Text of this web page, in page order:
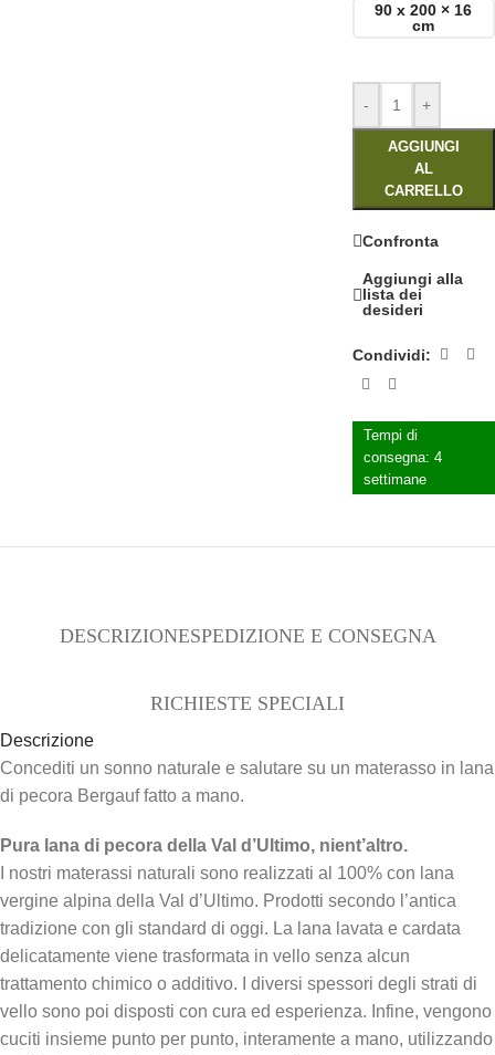
90 x 200 × 16
cm
- +
AGGIUNGI
AL
CARRELLO
Confronta
Aggiungi alla
lista dei
desideri
Condividi:
Tempi di
consegna: 4
settimane
DESCRIZIONESPEDIZIONE E CONSEGNA
RICHIESTE SPECIALI
Descrizione
Concediti un sonno naturale e salutare su un materasso in lana
di pecora Bergauf fatto a mano.
Pura lana di pecora della Val d’Ultimo, nient’altro.
I nostri materassi naturali sono realizzati al 100% con lana
vergine alpina della Val d’Ultimo. Prodotti secondo l’antica
tradizione con gli standard di oggi. La lana lavata e cardata
delicatamente viene trasformata in vello senza alcun
trattamento chimico o additivo. I diversi spessori degli strati di
vello sono poi disposti con cura ed esperienza. Infine, vengono
cuciti insieme punto per punto, interamente a mano, utilizzando